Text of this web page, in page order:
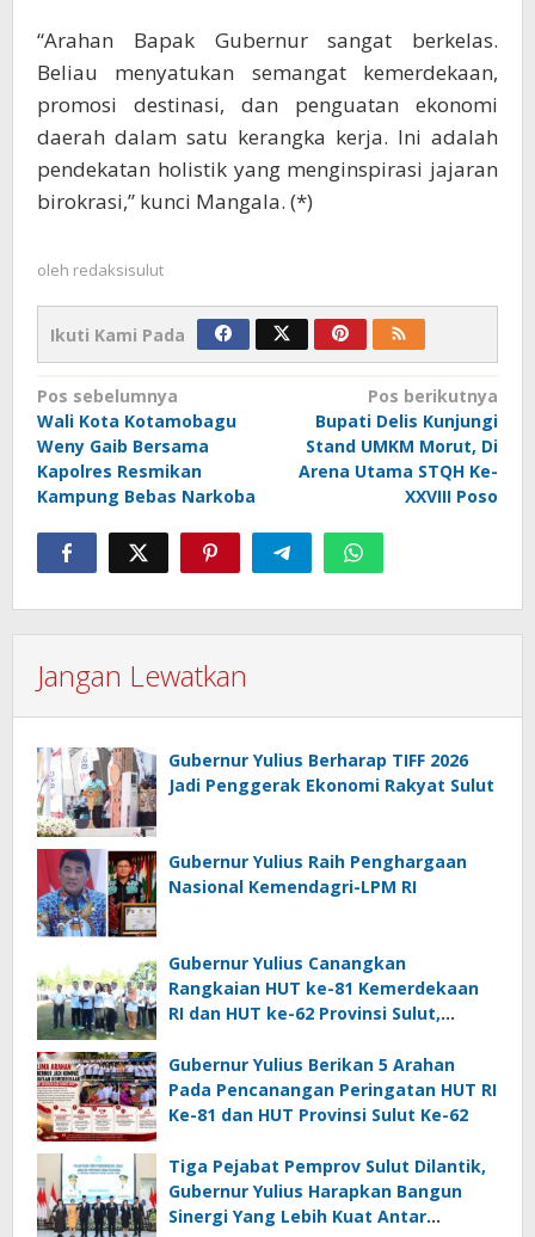
“Arahan Bapak Gubernur sangat berkelas.
Beliau menyatukan semangat kemerdekaan,
promosi destinasi, dan penguatan ekonomi
daerah dalam satu kerangka kerja. Ini adalah
pendekatan holistik yang menginspirasi jajaran
birokrasi,” kunci Mangala. (*)
oleh redaksisulut
Ikuti Kami Pada
Navigasi
pos
Pos sebelumnya
Wali Kota Kotamobagu
Weny Gaib Bersama
Kapolres Resmikan
Kampung Bebas Narkoba
Pos berikutnya
Bupati Delis Kunjungi
Stand UMKM Morut, Di
Arena Utama STQH Ke-
XXVIII Poso
Jangan Lewatkan
Gubernur Yulius Berharap TIFF 2026
Jadi Penggerak Ekonomi Rakyat Sulut
Gubernur Yulius Raih Penghargaan
Nasional Kemendagri-LPM RI
Gubernur Yulius Canangkan
Rangkaian HUT ke-81 Kemerdekaan
RI dan HUT ke-62 Provinsi Sulut,
Gubernur Yulius Berikan 5 Arahan
Pada Pencanangan Peringatan HUT RI
Ke-81 dan HUT Provinsi Sulut Ke-62
Tiga Pejabat Pemprov Sulut Dilantik,
Gubernur Yulius Harapkan Bangun
Sinergi Yang Lebih Kuat Antar